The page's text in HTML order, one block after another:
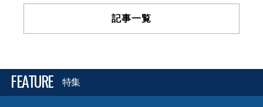
記事一覧
FEATURE 特集